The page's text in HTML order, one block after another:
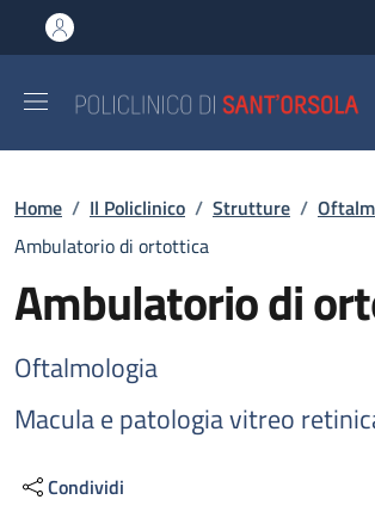
al contenuto principale
to footer content
Briciole di pane
Home / Il Policlinico / Strutture /
Ambulatorio di ortottica
Ambulatorio di
Oftalmologia
Macula e patologia vitreo
Condividi